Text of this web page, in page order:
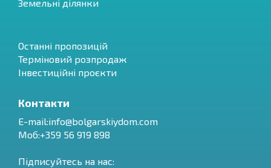
Земельні ділянки
Останні пропозицій
Терміновий розпродаж
Інвестиційні проєкти
Контакти
E-mail:info@bolgarskiydom.com
Моб:+359 56 919 898
Підписуйтесь на нас: